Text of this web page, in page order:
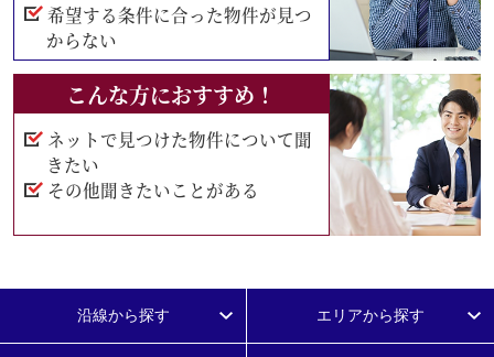
希望する条件に合った物件が見つ
からない
こんな方におすすめ！
ネットで見つけた物件について聞
きたい
その他聞きたいことがある
沿線から探す エリアから探す